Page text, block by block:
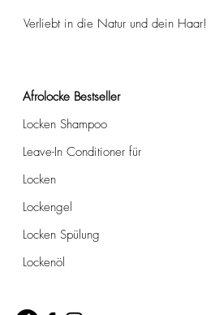
Verliebt in die Natur und dein Haar!
Afrolocke Bestseller
Locken Shampoo
Leave-In Conditioner für
Locken
Lockengel
Locken Spülung
Lockenöl